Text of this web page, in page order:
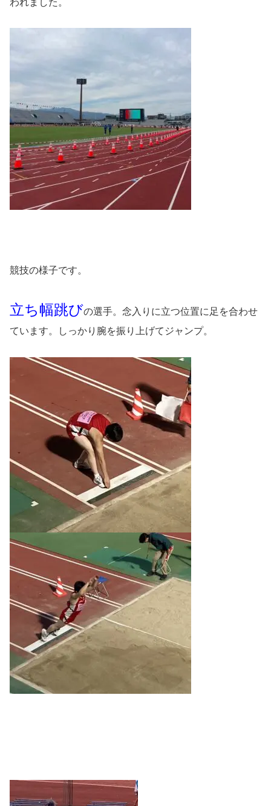
競技の様子です。
立ち幅跳びの選手。念入りに立つ位置に足を合わせ
ています。しっかり腕を振り上げてジャンプ。